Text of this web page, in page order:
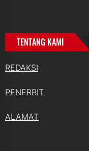
TENTANG KAMI
REDAKSI
PENERBIT
ALAMAT